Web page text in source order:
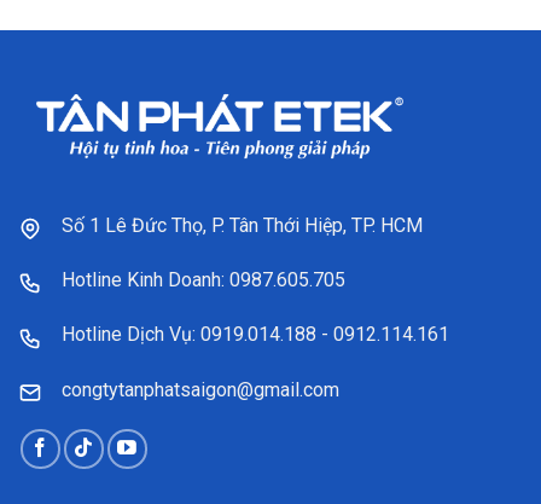
Số 1 Lê Đức Thọ, P. Tân Thới Hiệp, TP. HCM
Hotline Kinh Doanh: 0987.605.705
Hotline Dịch Vụ: 0919.014.188 - 0912.114.161
congtytanphatsaigon@gmail.com